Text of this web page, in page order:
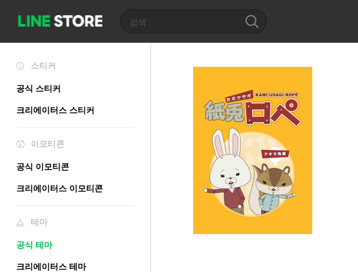
스티커
공식 스티커
크리에이터스 스티커
이모티콘
공식 이모티콘
크리에이터스 이모티콘
테마
공식 테마
크리에이터스 테마